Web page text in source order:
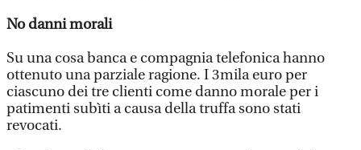
No danni morali
Su una cosa banca e compagnia telefonica hanno
ottenuto una parziale ragione. I 3mila euro per
ciascuno dei tre clienti come danno morale per i
patimenti subìti a causa della truffa sono stati
revocati.